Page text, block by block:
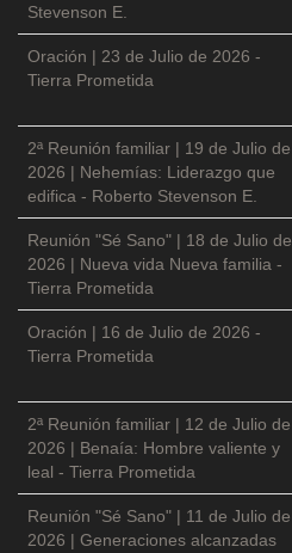
Stevenson E.
Oración | 23 de Julio de 2026 -
Tierra Prometida
2ª Reunión familiar | 19 de Julio de
2026 | Nehemías: Liderazgo que
edifica - Roberto Stevenson E.
Reunión "Sé Sano" | 18 de Julio de
2026 | Nueva vida Nueva familia -
Tierra Prometida
Oración | 16 de Julio de 2026 -
Tierra Prometida
2ª Reunión familiar | 12 de Julio de
2026 | Benaía: Hombre valiente y
leal - Tierra Prometida
Reunión "Sé Sano" | 11 de Julio de
2026 | Generaciones alcanzadas